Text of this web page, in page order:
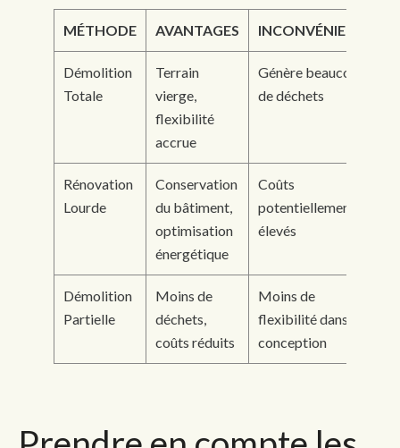
MÉTHODE AVANTAGES INCONVÉNIENTS
Démolition
Totale
Terrain
vierge,
flexibilité
accrue
Génère beaucoup
de déchets
Rénovation
Lourde
Conservation
du bâtiment,
optimisation
énergétique
Coûts
potentiellement
élevés
Démolition
Partielle
Moins de
déchets,
coûts réduits
Moins de
flexibilité dans la
conception